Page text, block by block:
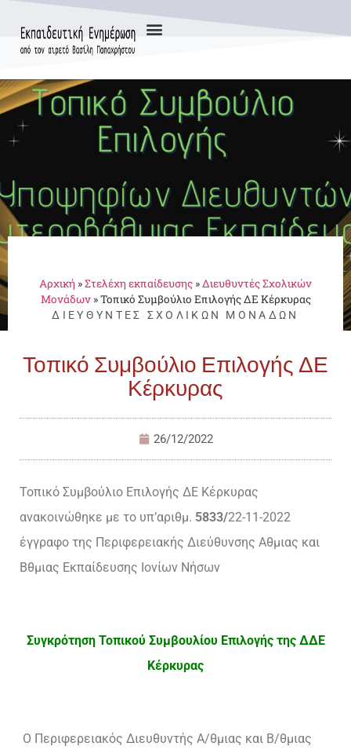
Αρχική »Στελέχη εκπαίδευσης »Διευθυντές Σχολικών
Μονάδων»Τοπικό Συμβούλιο Επιλογής ΔΕ Κέρκυρας
ΔΙΕΥΘΥΝΤΈΣ ΣΧΟΛΙΚΏΝ ΜΟΝΆΔΩΝ
Τοπικό Συμβούλιο Επιλογής ΔΕ
Κέρκυρας
26/12/2022
Τοπικό Συμβούλιο Επιλογής ΔΕ Κέρκυρας
ανακοινώθηκε με το υπ’αριθμ. 5833/22-11-2022
έγγραφο της Περιφερειακής Διεύθυνσης Αθμιας και
Βθμιας Εκπαίδευσης Ιονίων Νήσων
Συγκρότηση Τοπικού Συμβουλίου Επιλογής της ΔΔΕ
Κέρκυρας
Ο Περιφερειακός Διευθυντής Α/θμιας και Β/θμιας